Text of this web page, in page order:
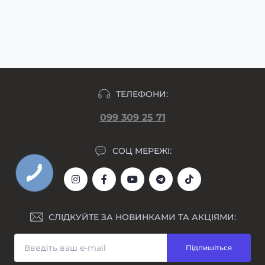
ТЕЛЕФОНИ:
099 309 25 71
СОЦ МЕРЕЖІ:
СЛІДКУЙТЕ ЗА НОВИНКАМИ ТА АКЦІЯМИ:
Підпишіться